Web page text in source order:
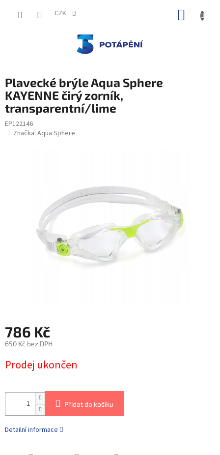
CZK
Plavecké brýle Aqua Sphere
KAYENNE čirý zorník,
transparentní/lime
EP122146
Značka: Aqua Sphere
786 Kč
650 Kč bez DPH
Prodej ukončen
Přidat do košíku
Detailní informace